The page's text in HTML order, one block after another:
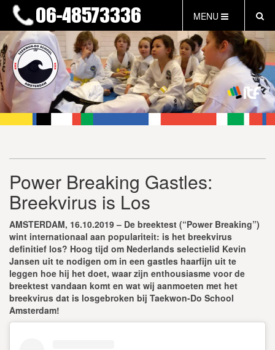
MENU
HOME
NIEUWS
LESTIJDEN & TARIEVEN
INFORMATIE
WAT IS TAEKWON-DO?
FAQ
INLOG LEDEN
EVENEMENTEN
Power Breaking Gastles:
Breekvirus is Los
AMSTERDAM, 16.10.2019 – De breektest (“Power Breaking”)
wint internationaal aan populariteit: is het breekvirus
definitief los? Hoog tijd om Nederlands selectielid Kevin
Jansen uit te nodigen om in een gastles haarfijn uit te
leggen hoe hij het doet, waar zijn enthousiasme voor de
breektest vandaan komt en wat wij aanmoeten met het
breekvirus dat is losgebroken bij Taekwon-Do School
Amsterdam!